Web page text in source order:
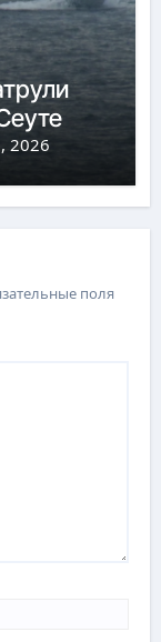
2026
поля